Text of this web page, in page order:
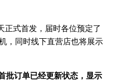
式首发，届时各位预定了
，同时线下直营店也将展示
批订单已经更新状态，显示